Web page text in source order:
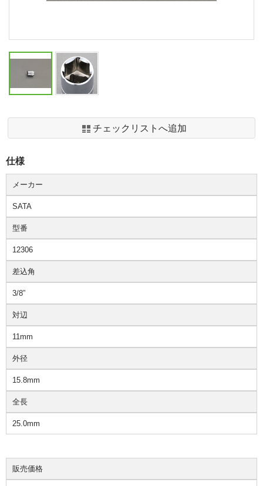
チェックリストへ追加
仕様
メーカー
SATA
型番
12306
差込角
3/8”
対辺
11mm
外径
15.8mm
全長
25.0mm
販売価格